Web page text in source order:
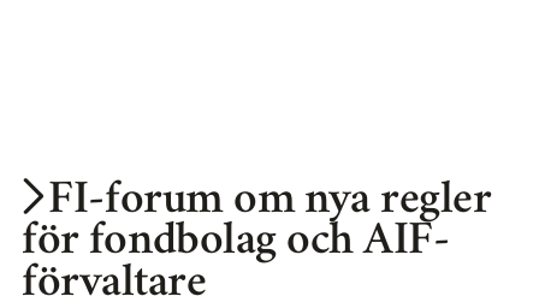
FI-forum om nya regler
för fondbolag och AIF-
förvaltare